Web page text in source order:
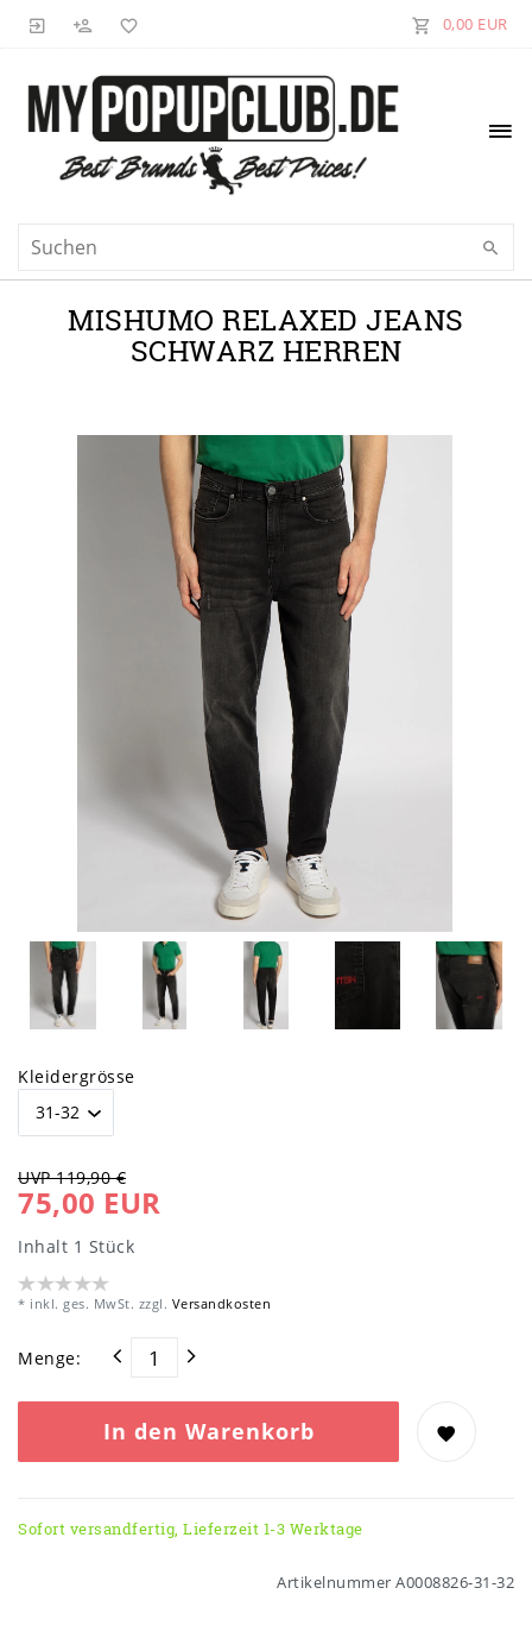
0,00 EUR
MISHUMO RELAXED JEANS
SCHWARZ HERREN
Kleidergrösse
UVP 119,90 €
75,00 EUR
Inhalt 1 Stück
* inkl. ges. MwSt. zzgl. Versandkosten
Menge:
In den Warenkorb
Sofort versandfertig, Lieferzeit 1-3 Werktage
Artikelnummer A0008826-31-32